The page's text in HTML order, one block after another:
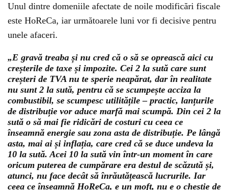
Unul dintre domeniile afectate de noile modificări fiscale
este HoReCa, iar următoarele luni vor fi decisive pentru
unele afaceri.
„E gravă treaba și nu cred că o să se oprească aici cu
creșterile de taxe și impozite. Cei 2 la sută care sunt
creșteri de TVA nu te sperie neapărat, dar în realitate
nu sunt 2 la sută, pentru că se scumpește acciza la
combustibil, se scumpesc utilitățile – practic, lanțurile
de distribuție vor aduce marfă mai scumpă. Din cei 2 la
sută o să mai fie ridicări de costuri cu ceea ce
înseamnă energie sau zona asta de distribuție. Pe lângă
asta, mai ai și inflația, care cred că se duce undeva la
10 la sută. Acei 10 la sută vin într-un moment în care
oricum puterea de cumpărare era destul de scăzută și,
atunci, nu face decât să înrăutățească lucrurile. Iar
ceea ce înseamnă HoReCa, e un moft, nu e o chestie de